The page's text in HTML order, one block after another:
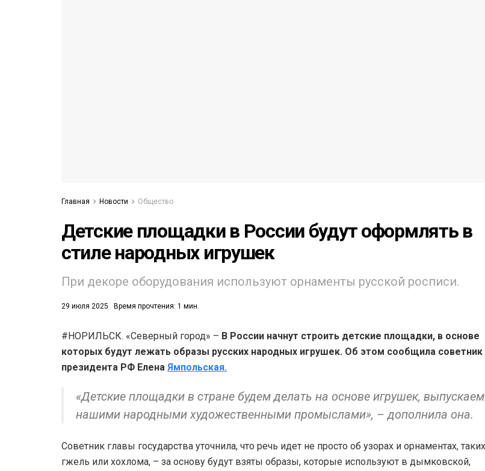
Главная Новости Общество
Детские площадки в России будут оформлять в
стиле народных игрушек
При декоре оборудования используют орнаменты русской росписи.
29 июля 2025 Время прочтения: 1 мин.
#НОРИЛЬСК. «Северный город» – В России начнут строить детские площадки, в основе
которых будут лежать образы русских народных игрушек. Об этом сообщила советник
президента РФ Елена Ямпольская.
«Детские площадки в стране будем делать на основе игрушек,
нашими народными художественными промыслами», – дополнила она.
Советник главы государства уточнила, что речь идет не просто об узорах и орнаментах,
гжель или хохлома, – за основу будут взяты образы, которые используют в дымковской,